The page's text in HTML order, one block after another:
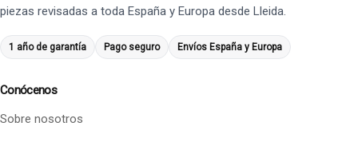
piezas revisadas a toda España y Europa desde Lleida.
1 año de garantía Pago seguro Envíos España y Europa
Conócenos
Sobre nosotros